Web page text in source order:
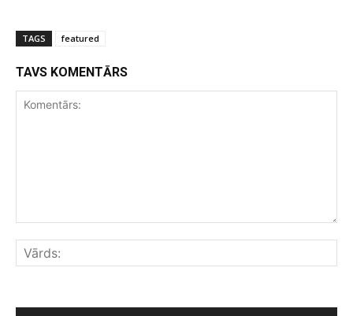
TAGS featured
TAVS KOMENTĀRS